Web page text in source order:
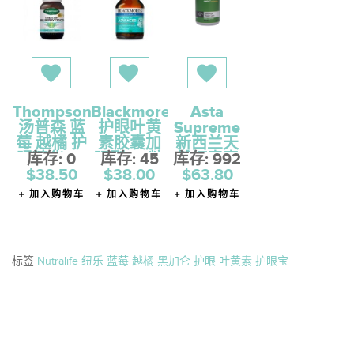
Thompsons
汤普森 蓝
莓 越橘 护
眼精华 60
粒
库存: 0
$38.50
加入购物车
Blackmores
护眼叶黄
素胶囊加
强型 60粒
库存: 45
$38.00
加入购物车
Asta
Supreme
新西兰天
然虾青素
超级护眼
灵 60粒
库存: 992
$63.80
加入购物车
标签 Nutralife 纽乐 蓝莓 越橘 黑加仑 护眼 叶黄素 护眼宝